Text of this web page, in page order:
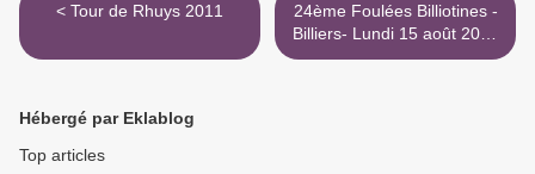
< Tour de Rhuys 2011
24ème Foulées Billiotines -
Billiers- Lundi 15 août 2011
>
Hébergé par Eklablog
Top articles